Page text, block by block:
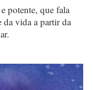
potente, que fala
da vida a partir da